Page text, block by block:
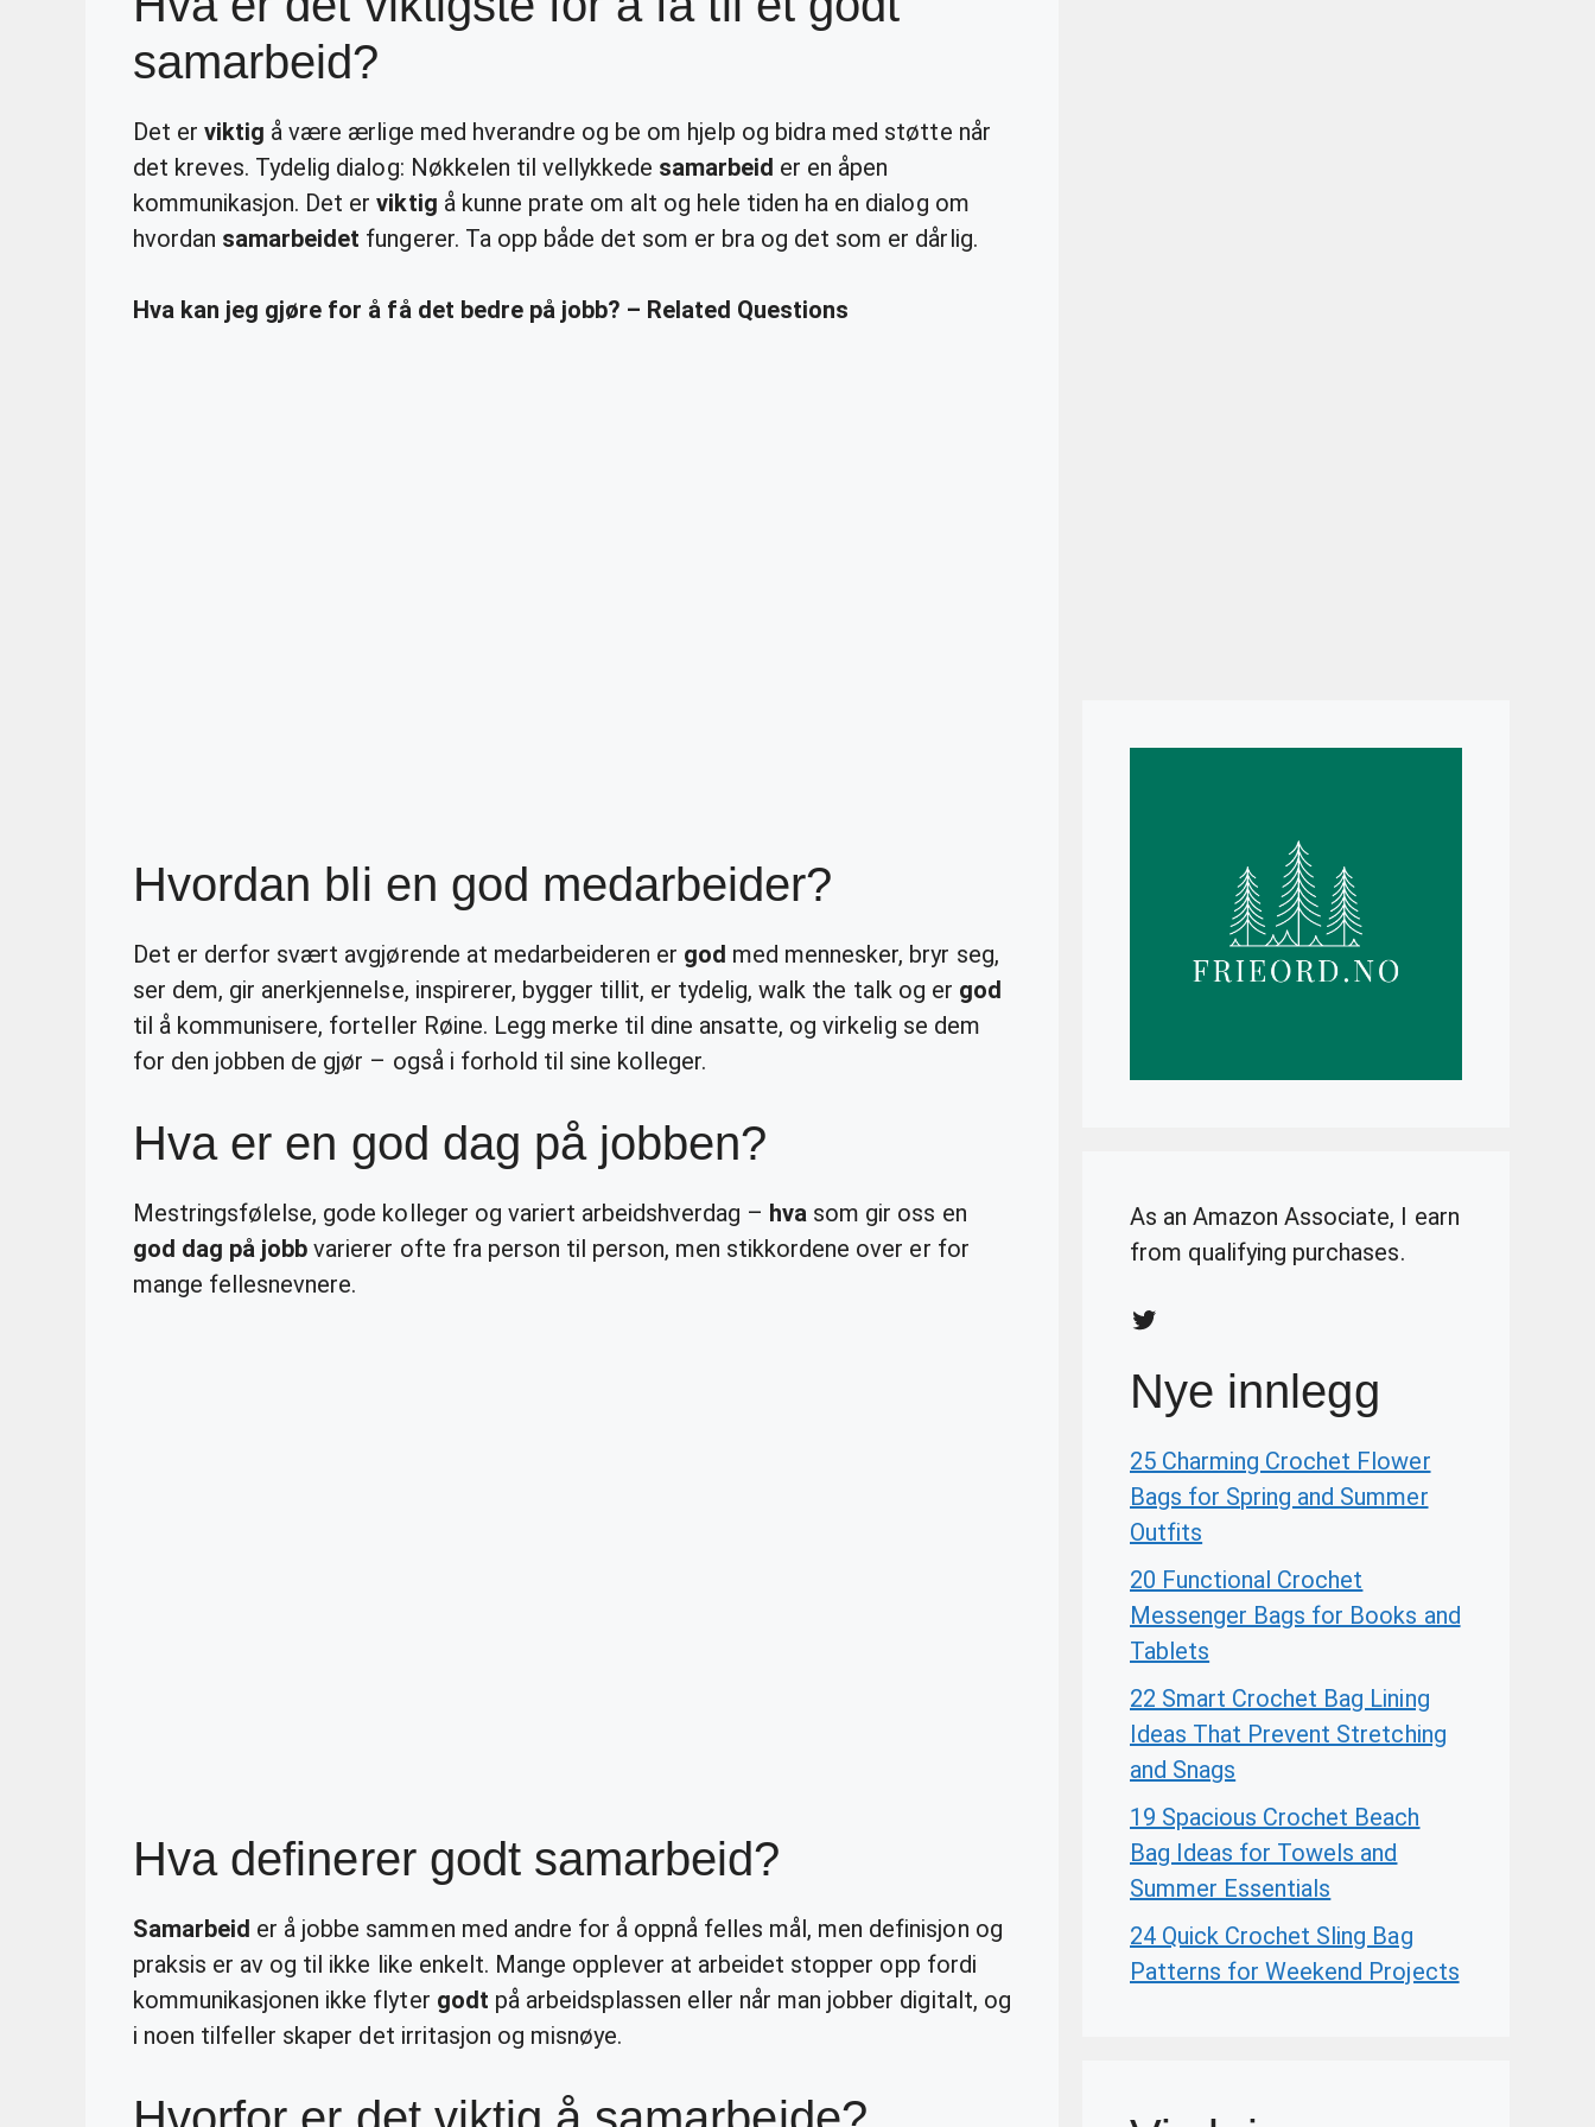
samarbeid?
Det erviktig å være ærlige med hverandre og be om hjelp og bidra med støtte når
det kreves. Tydelig dialog: Nøkkelen til vellykkede samarbeid er en åpen
kommunikasjon. Det erviktig å kunne prate om alt og hele tiden ha en dialog om
hvordan samarbeidet fungerer. Ta opp både det som er bra og det som er dårlig.
Hva kan jeg gjøre for å få det bedre på jobb? – Related Questions
Hvordan bli en god medarbeider?
Det er derfor svært avgjørende at medarbeideren er god med mennesker, bryr seg,
ser dem, gir anerkjennelse, inspirerer, bygger tillit, er tydelig, walk the talk og er god
til å kommunisere, forteller Røine. Legg merke til dine ansatte, og virkelig se dem
for den jobben de gjør – også i forhold til sine kolleger.
Hva er en god dag på jobben?
Mestringsfølelse, gode kolleger og variert arbeidshverdag – hva som gir oss en
god dag på jobb varierer ofte fra person til person, men stikkordene over er for
mange fellesnevnere.
Hva definerer godt samarbeid?
Samarbeid er å jobbe sammen med andre for å oppnå felles mål, men definisjon og
praksis er av og til ikke like enkelt. Mange opplever at arbeidet stopper opp fordi
kommunikasjonen ikke flyter godt på arbeidsplassen eller når man jobber digitalt, og
i noen tilfeller skaper det irritasjon og misnøye.
As an Amazon Associate, I earn
from qualifying purchases.
Twitter
Nye innlegg
25 Charming Crochet Flower
Bags for Spring and Summer
Outfits
20 Functional Crochet
Messenger Bags for Books and
Tablets
22 Smart Crochet Bag Lining
Ideas That Prevent Stretching
and Snags
19 Spacious Crochet Beach
Bag Ideas for Towels and
Summer Essentials
24 Quick Crochet Sling Bag
Patterns for Weekend Projects